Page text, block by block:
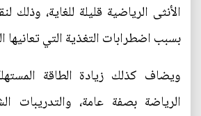
الأنثى الرياضية قليلة للغاية، وذلك
بسبب اضطرابات التغذية التي تعانيها
ويضاف كذلك زيادة الطاقة
الرياضة بصفة عامة، والتدريبات